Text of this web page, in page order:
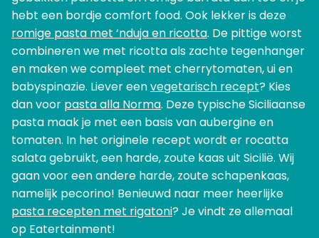
hebt een bordje comfort food. Ook lekker is deze
romige pasta met ‘nduja en ricotta. De pittige worst
combineren we met ricotta als zachte tegenhanger
en maken we compleet met cherrytomaten, ui en
babyspinazie. Liever eenvegetarisch recept? Kies
dan voor pasta alla Norma. Deze typische Siciliaanse
pasta maak je met een basis van aubergine en
tomaten. In het originele recept wordt er rocatta
salata gebruikt, een harde, zoute kaas uit Sicilië. Wij
gaan voor een andere harde, zoute schapenkaas,
namelijk pecorino! Benieuwd naar meer heerlijke
pasta recepten met rigatoni? Je vindt ze allemaal
op Eatertainment!